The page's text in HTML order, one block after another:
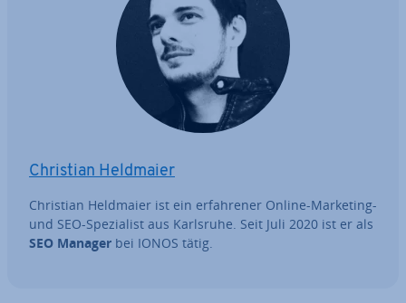
Christian Heldmaier
Christian Heldmaier ist ein er­fah­re­ner Online-Marketing-
und SEO-Spe­zia­list aus Karlsruhe. Seit Juli 2020 ist er als
SEO Manager bei IONOS tätig.